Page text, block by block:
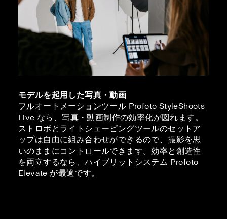
モデルを起用した写真・動画
フルオートメーションツール Profoto StyleShoots
Live なら、写真・動画制作の効率化が図れます。
ストロボとライトシェーピングツールのセットア
ップは自由に組み合わせができるので、撮影を思
いのままにコントロールできます。効率と創造性
を両立するなら、ハイブリットシステム Profoto
Elevate が最適です。